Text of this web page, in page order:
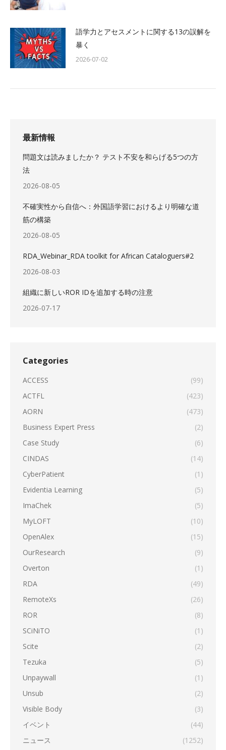
語学力とアセスメントに関する13の誤解を
暴く
2026-07-02
最新情報
問題文は読みましたか？ テスト不安を和らげる5つの方
法
2026-08-05
不確実性から自信へ：外国語学習におけるより明確な道
筋の構築
2026-08-05
RDA_Webinar_RDA toolkit for African Cataloguers#2
2026-08-03
組織に新しいROR IDを追加する時の注意
2026-07-17
Categories
ACCESS
(99)
ACTFL
(423)
AORN
(473)
Business Expert Press
(2)
Case Study
(6)
CINDAS
(14)
CyberPatient
(1)
Evidentia Learning
(5)
ImaChek
(5)
MyLOFT
(10)
OpenAlex
(15)
OurResearch
(9)
Overton
(1)
RDA
(49)
RemoteXs
(26)
ROR
(8)
SCiNiTO
(1)
Scite
(2)
Tezuka
(5)
Unpaywall
(1)
Unsub
(2)
Visible Body
(3)
イベント
(44)
ニュース
(1252)